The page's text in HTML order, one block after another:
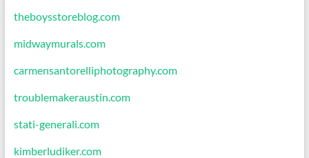
theboysstoreblog.com
midwaymurals.com
carmensantorelliphotography.com
troublemakeraustin.com
stati-generali.com
kimberludiker.com